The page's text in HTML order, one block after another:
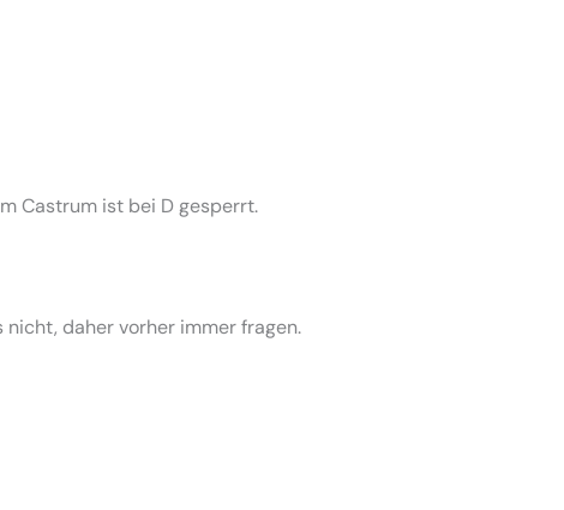
Castrum ist bei D gesperrt.
daher vorher immer fragen.